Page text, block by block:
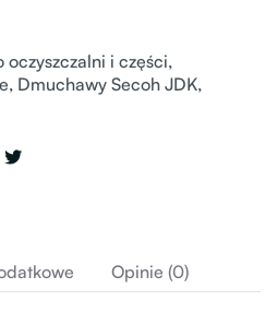
oczyszczalni i części,
, Dmuchawy Secoh JDK,
Opinie (0)